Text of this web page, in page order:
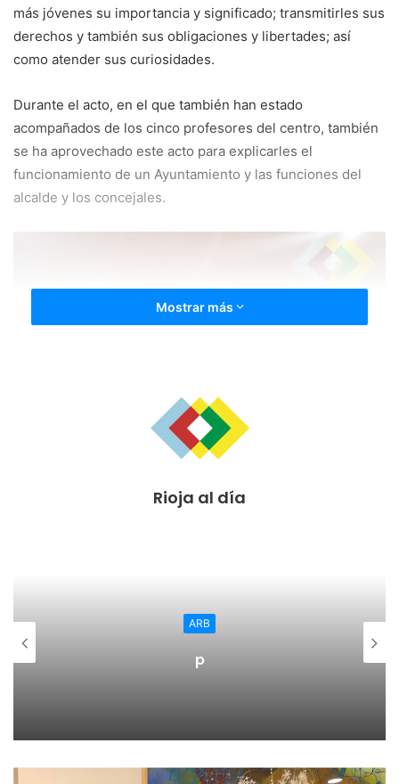
más jóvenes su importancia y significado; transmitirles sus
derechos y también sus obligaciones y libertades; así
como atender sus curiosidades.
Durante el acto, en el que también han estado
acompañados de los cinco profesores del centro, también
se ha aprovechado este acto para explicarles el
funcionamiento de un Ayuntamiento y las funciones del
alcalde y los concejales.
Mostrar más
Rioja al día
ARB
p